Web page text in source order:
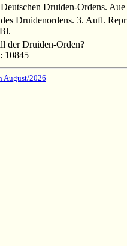
Druiden-Ordens.
Druidenordens. 3. Aufl.
der Druiden-Orden?
10845
August/2026